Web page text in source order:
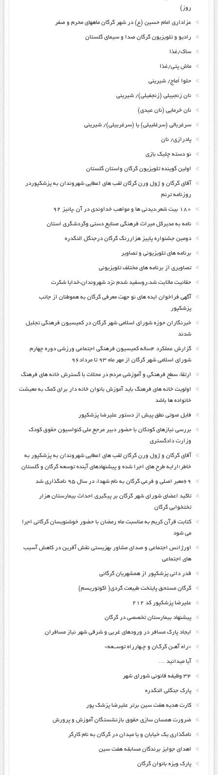
روز)
عزاداری امام حسین (ع) در شهر گرگان ماههای محرم و صفر
رادیو و تلویزیون گرگان صدا و سیمای گلستان
ساک/غذا
ماش پتی/غذا
حلوا اُماج/ شیرینی
نان زنجبیلی (زنجفیلی)/ شیرینی
نان خرمایی (نان عیدی)
سرغربالی (سرغلبیلی) یا (سرغربیلی)/ شیرینی
پادرازی/ نان
نو دسته چلیک بازی
اولین گوینده تلویزیون گرگان واستان گلستان
آقای گرگان و ژول ورن گرگان لقب های اعطایی شهروندان به پزشکپوردر
روزنامه ترنم
۱۸۰ بیت شعر،دیدنی ها و مواهب خداوندی در آن ،پائیز ۹۲
نامه به مدیرکل میراث فرهنگی صنایع دستی وگردشگری استان
دومین جشنواره پاییز هزاررنگ گرگان درجنگل النگدره
برنامه های تلویزیونی و تصاویر
تصاویری از برنامه های مختلف تلویزیونی
حقانیت ماثابت شد،روسفید شدم نزد شهروندان،خدایا شکرت
آگهی فراخوان ایده های نو جهت معرفی گرگان به هموطنان از جانب
پزشکپور
خبرنگاران حوزه شورای اسلامی شهر گرگان در کمیسیون فرهنگی تجلیل
شدند
گزارش عملکرد ۴ساله کمیسیون فرهنگی اجتماعی ورزشی دوره چهارم
شورای اسلامی شهر گرگان از مهر ماه ۹۳ تا مرداد۹۶
ارتقاء سطح فرهنگی و آموزشی مردم در محلات با گسترش خانه های فرهنگ
اولویت خانه های فرهنگ باید آموزش بانوان خانه دار برای کمک به معیشت
خانواده ها باشد
فایل صوتی نطق پیش از دستور علیرضا پزشکپور
بررسی نیازهای کودکان با حضور دبیر مرجع ملی کنواسیون حقوق کودک
وزارت دادگستری
آقای گرگان و ژول ورن گرگان لقب های اعطایی شهروندان به پزشکپور به
خاطر؛ارایه طرح های اجرا شده و پیشنهادهای آینده توسعه گرگان و گلستان
۶۹معبر اصلی و فرعی گرگان به نام شهداء در سال ۹۵ نامگذاری شد
تاکید اعضای شورای شهر گرگان بر پیگیری احداث بیمارستان هزار
تختخوابی گرگان
کتابت قرآن کریم به مناسبت ماه رمضان با حضور خوشنویسان گرگانی اجرا
می شود
اورژانس اجتماعی و صدای مشاور بهزیستی نقش آفرین در کاهش آسیب
های اجتماعی
قدر دانی پزشکپور از همشهریان گرگانی
گرگان مستحق پایتخت طبیعت گردی( اکوتوریسم)
علیرضا پزشکپور کد ۲۱۲
پیشنهاد بیمارستان تخصصی در گرگان
ایجاد پارک مسافر در ورودهای غربی و شرقی شهر نیاز مسافران
«راه آهـن گرگـان و چـهارراه توســعه»
آیا میدانید …
۳۴ وظیفه قانونی شورای شهر
پارک جنگلی النگدره
کارت هدیه هفت سین برتر علیرضا پزشک پور
ضرورت همسان سازی حقوق بازنشستگان آموزش و پرورش
نامگذاری یک خیابان و یا میدان در گرگان به نام کارگر
اهدای جوایز برندگان مسابقه هفت سین
پارک ویزه بانوان گرگان